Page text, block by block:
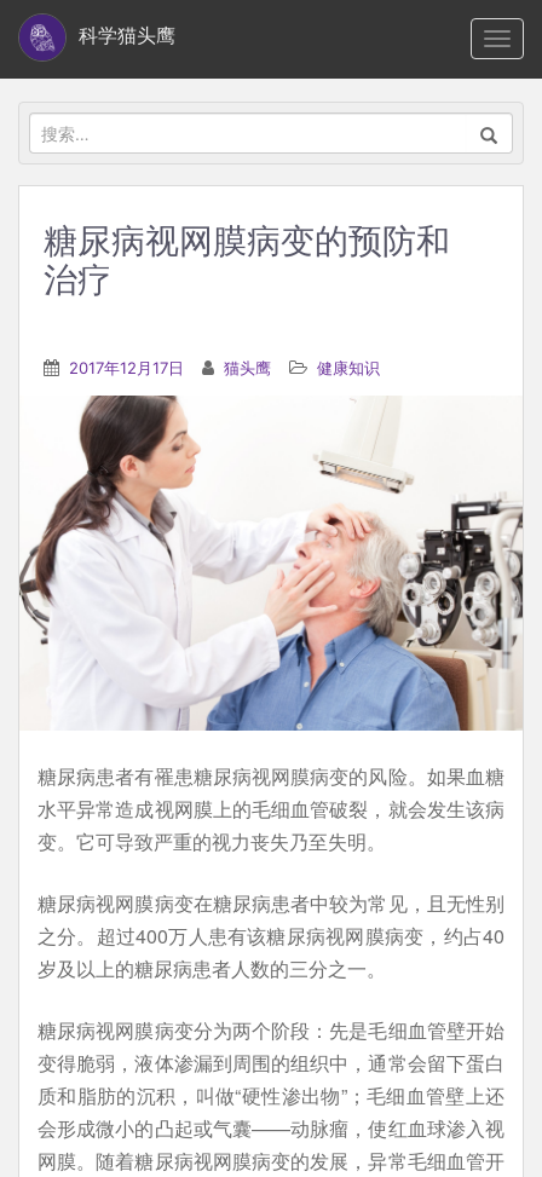
i
科学猫头鹰
搜
索：
糖尿病视网膜病变的预防和
治疗
2017年12月17日 猫头鹰 健康知识
糖尿病患者有罹患糖尿病视网膜病变的风险。如果血糖
水平异常造成视网膜上的毛细血管破裂，就会发生该病
变。它可导致严重的视力丧失乃至失明。
糖尿病视网膜病变在糖尿病患者中较为常见，且无性别
之分。超过400万人患有该糖尿病视网膜病变，约占40
岁及以上的糖尿病患者人数的三分之一。
糖尿病视网膜病变分为两个阶段：先是毛细血管壁开始
变得脆弱，液体渗漏到周围的组织中，通常会留下蛋白
质和脂肪的沉积，叫做“硬性渗出物”；毛细血管壁上还
会形成微小的凸起或气囊——动脉瘤，使红血球渗入视
网膜。随着糖尿病视网膜病变的发展，异常毛细血管开